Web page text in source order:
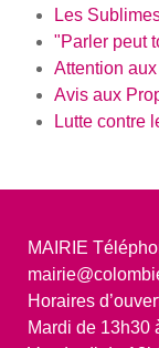
Les
"Parler peut
Attention
Avis aux
Lutte contre
MAIRIE
Horaires
Mardi de 13h30